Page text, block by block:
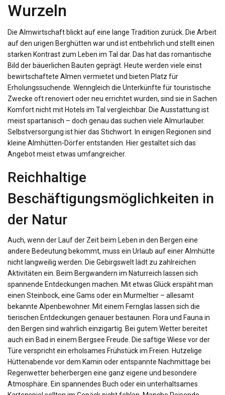
Wurzeln
Die Almwirtschaft blickt auf eine lange Tradition zurück. Die Arbeit
auf den urigen Berghütten war und ist entbehrlich und stellt einen
starken Kontrast zum Leben im Tal dar. Das hat das romantische
Bild der bäuerlichen Bauten geprägt. Heute werden viele einst
bewirtschaftete Almen vermietet und bieten Platz für
Erholungssuchende. Wenngleich die Unterkünfte für touristische
Zwecke oft renoviert oder neu errichtet wurden, sind sie in Sachen
Komfort nicht mit Hotels im Tal vergleichbar. Die Ausstattung ist
meist spartanisch – doch genau das suchen viele Almurlauber.
Selbstversorgung ist hier das Stichwort. In einigen Regionen sind
kleine Almhütten-Dörfer entstanden. Hier gestaltet sich das
Angebot meist etwas umfangreicher.
Reichhaltige
Beschäftigungsmöglichkeiten in
der Natur
Auch, wenn der Lauf der Zeit beim Leben in den Bergen eine
andere Bedeutung bekommt, muss ein Urlaub auf einer Almhütte
nicht langweilig werden. Die Gebirgswelt lädt zu zahlreichen
Aktivitäten ein. Beim Bergwandern im Naturreich lassen sich
spannende Entdeckungen machen. Mit etwas Glück erspäht man
einen Steinbock, eine Gams oder ein Murmeltier – allesamt
bekannte Alpenbewohner. Mit einem Fernglas lassen sich die
tierischen Entdeckungen genauer bestaunen. Flora und Fauna in
den Bergen sind wahrlich einzigartig. Bei gutem Wetter bereitet
auch ein Bad in einem Bergsee Freude. Die saftige Wiese vor der
Türe verspricht ein erholsames Frühstück im Freien. Hutzelige
Hüttenabende vor dem Kamin oder entspannte Nachmittage bei
Regenwetter beherbergen eine ganz eigene und besondere
Atmosphäre. Ein spannendes Buch oder ein unterhaltsames